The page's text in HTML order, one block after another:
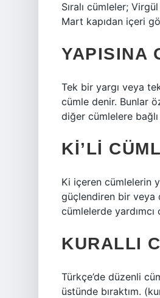
Sıralı cümleler;
Mart kapıdan içeri
YAPISINA
Tek bir yargı veya
cümle denir. Bunlar
diğer cümlelere
KI’LI
Ki içeren cümlelerin
güçlendiren bir veya
cümlelerde yardımcı
KURALLI
Türkçe’de düzenli
üstünde bıraktım.